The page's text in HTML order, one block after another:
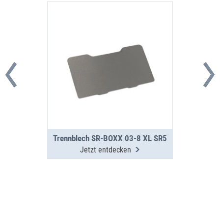
Trennblech SR-BOXX 03-8 XL SR5
Jetzt entdecken